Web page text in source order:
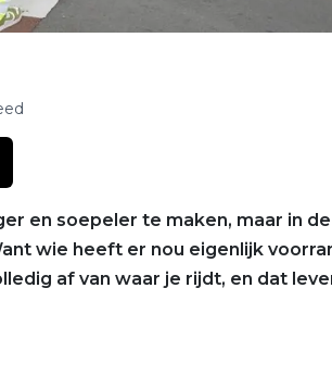
en soepeler te maken, maar in
wie heeft er nou eigenlijk
af van waar je rijdt, en dat